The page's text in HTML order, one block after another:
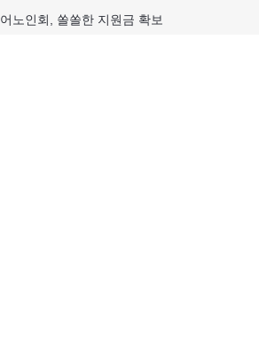
노인회, 쏠쏠한 지원금 확보